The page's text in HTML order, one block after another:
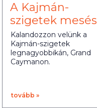
A Kajmán-
szigetek mesés
látnivalói
Kalandozzon velünk a
Kajmán-szigetek
legnagyobbikán, Grand
Caymanon.
tovább »